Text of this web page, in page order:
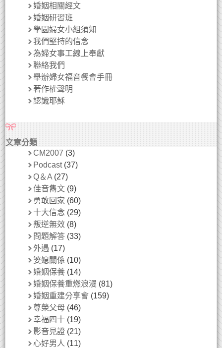
婚姻相關經文
婚姻研習班
學園婦女小組須知
我們堅持的信念
為婦女事工線上奉獻
聯絡我們
舉辦婦女福音餐會手冊
著作權聲明
認識耶穌
文章分類
CM2007 (3)
Podcast(37)
Q＆A (27)
佳音雋文 (9)
勇敢回家 (60)
十大信念 (29)
叛逆無效 (8)
問題解答 (33)
外遇 (17)
婆媳關係 (10)
婚姻保養 (14)
婚姻保養重燃浪漫 (81)
婚姻重建分享會 (159)
尊榮父母 (46)
幸福四十 (19)
影音見證 (21)
心好男人 (11)